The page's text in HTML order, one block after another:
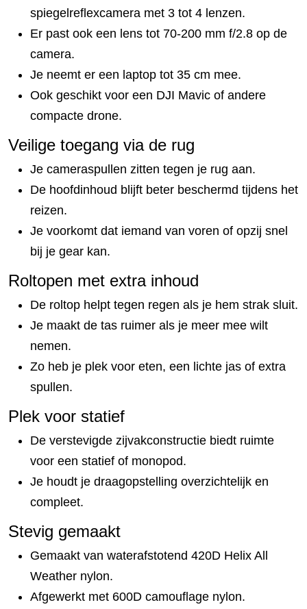
spiegelreflexcamera met 3 tot 4 lenzen.
Er past ook een lens tot 70-200 mm f/2.8 op de
camera.
Je neemt er een laptop tot 35 cm mee.
Ook geschikt voor een DJI Mavic of andere
compacte drone.
Veilige toegang via de rug
Je cameraspullen zitten tegen je rug aan.
De hoofdinhoud blijft beter beschermd tijdens het
reizen.
Je voorkomt dat iemand van voren of opzij snel
bij je gear kan.
Roltopen met extra inhoud
De roltop helpt tegen regen als je hem strak sluit.
Je maakt de tas ruimer als je meer mee wilt
nemen.
Zo heb je plek voor eten, een lichte jas of extra
spullen.
Plek voor statief
De verstevigde zijvakconstructie biedt ruimte
voor een statief of monopod.
Je houdt je draagopstelling overzichtelijk en
compleet.
Stevig gemaakt
Gemaakt van waterafstotend 420D Helix All
Weather nylon.
Afgewerkt met 600D camouflage nylon.